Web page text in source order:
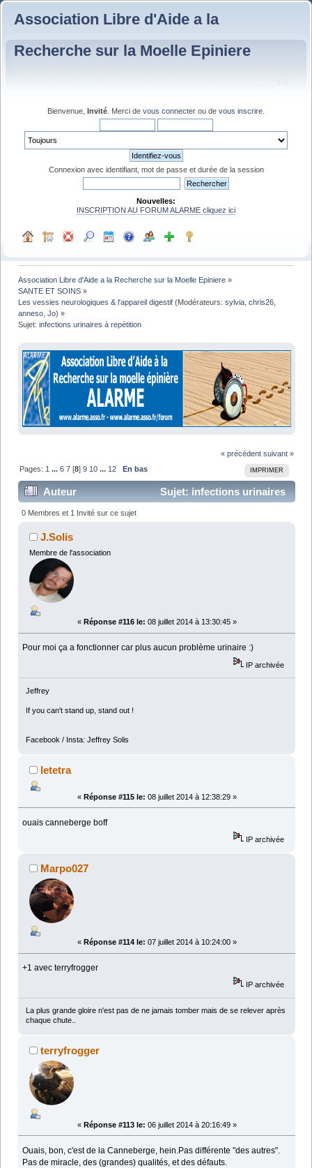
Association Libre d'Aide a la
Recherche sur la Moelle Epiniere
Bienvenue, Invité . Merci de vous connecter ou de vous inscrire
Connexion avec identifiant, mot de passe et durée de la session
Nouvelles:
INSCRIPTION AU FORUM ALARME cliquez ici
Association Libre d'Aide a la Recherche sur la Moelle Epiniere »
SANTE ET SOINS »
Les vessies neurologiques & l'appareil digestif (Modérateurs:sylvia ,chris26
anneso ,Jo) »
Sujet:infections urinaires à repétition
« précédent suivant »
IMPRIMER
Pages: 1 ...6 7 [8]9 10 ... 12 En bas
Auteur
Sujet: infections urinaires
à repétition (Lu 287105 fois)
0 Membres et 1 Invité sur ce sujet
J.Solis
Membre de l'association
« Réponse #116 le: 08 juillet 2014 à 13:30:45 »
Pour moi ça a fonctionner car plus aucun problème urinaire :)
IP archivée
Jeffrey
If you can't stand up, stand out !
Facebook / Insta: Jeffrey Solis
letetra
« Réponse #115 le: 08 juillet 2014 à 12:38:29 »
ouais canneberge boff
IP archivée
Marpo027
« Réponse #114 le: 07 juillet 2014 à 10:24:00 »
+1 avec terryfrogger
IP archivée
La plus grande gloire n'est pas de ne jamais tomber mais de se relever après
chaque chute..
terryfrogger
« Réponse #113 le: 06 juillet 2014 à 20:16:49 »
Ouais, bon, c'est de la Canneberge, hein.Pas différente "des autres".
Pas de miracle, des (grandes) qualités, et des défauts.